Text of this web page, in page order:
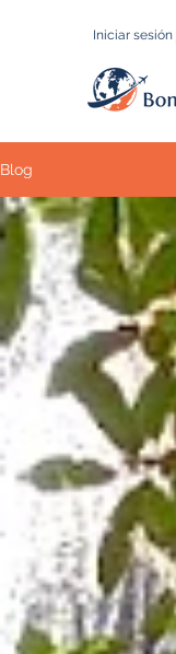
Iniciar sesión
Blog